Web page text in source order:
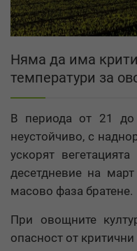
Няма да има
температури за
В периода от 21
неустойчиво, с
ускорят
десетдневие на
масово фаза братене.
При овощните
опасност от